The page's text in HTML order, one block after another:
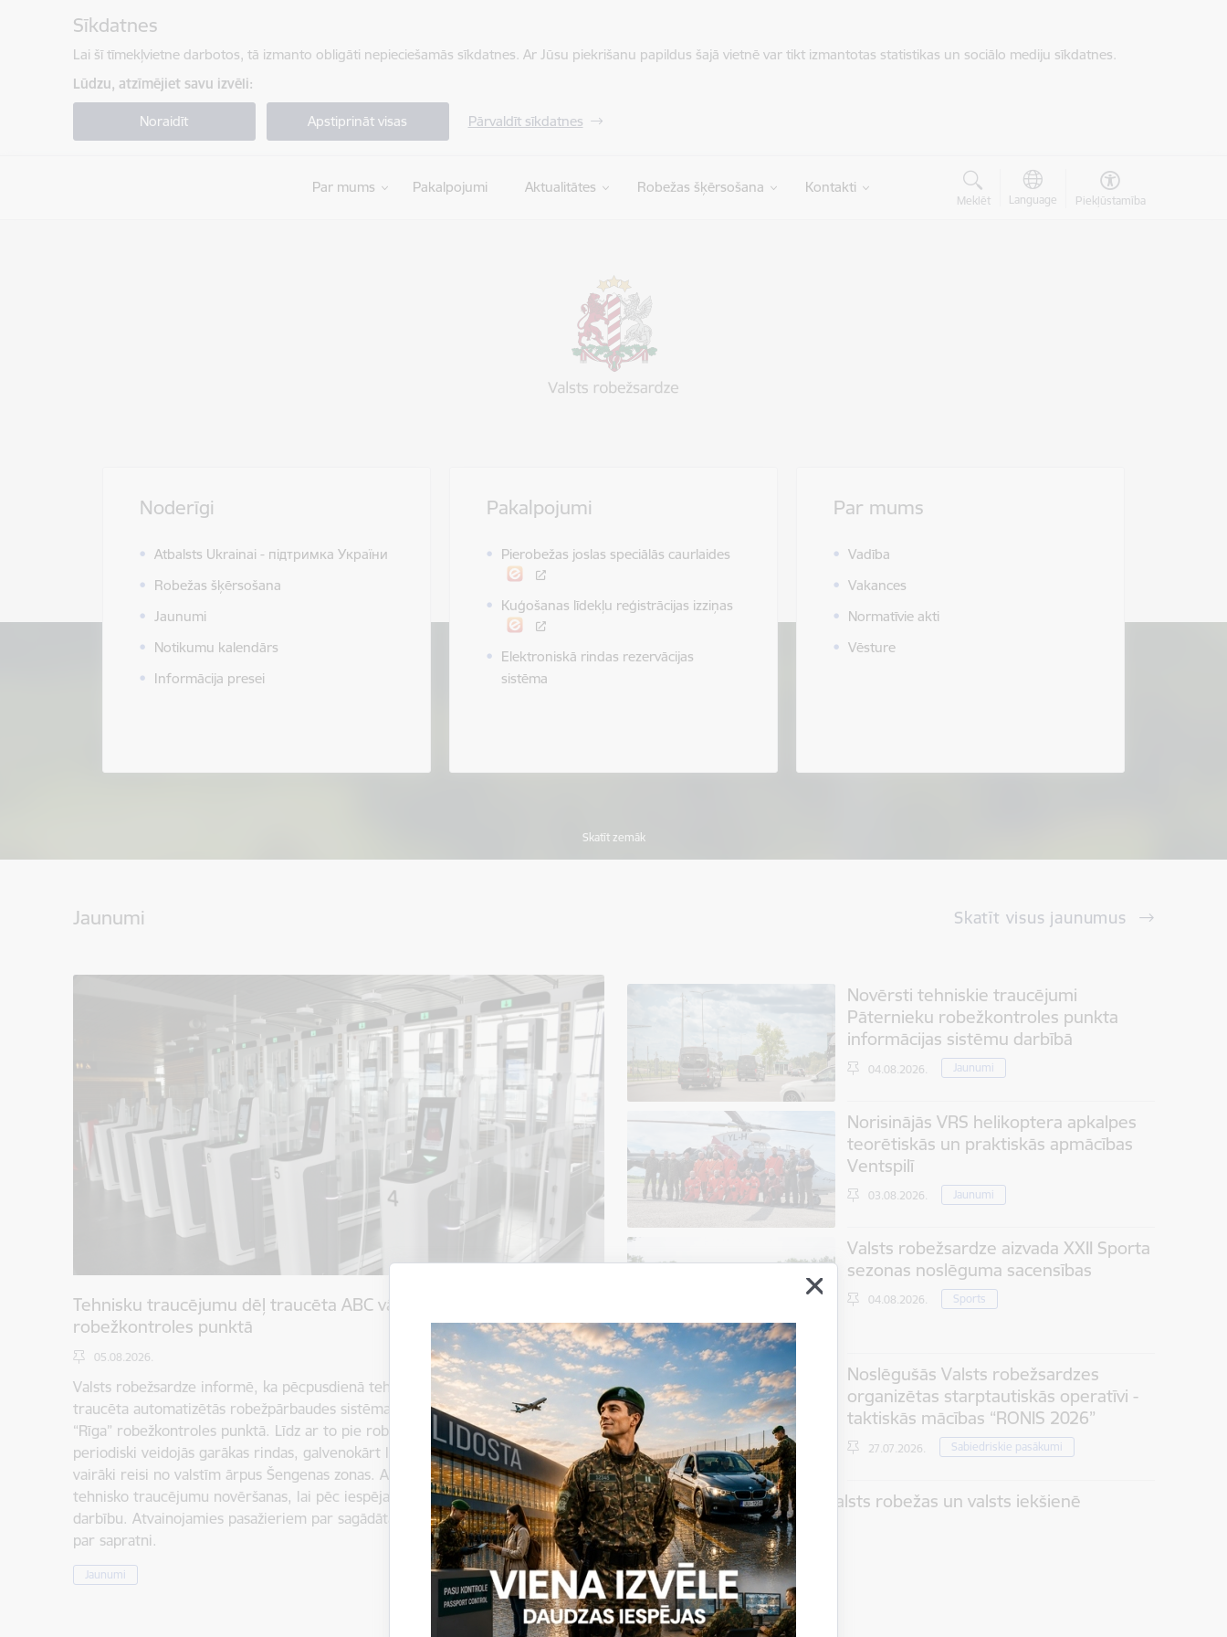
Sīkdatnes
Lai šī tīmekļvietne darbotos, tā izmanto obligāti nepieciešamās sīkdatnes. Ar Jūsu piekrišanu papildus šajā vietnē var tikt izmantotas statistikas un sociālo mediju sīkdatnes.
Lūdzu, atzīmējiet savu izvēli:
Noraidīt Apstiprināt visas Pārvaldīt sīkdatnes
Par mums Pakalpojumi Aktualitātes Robežas šķērsošana Kontakti
Meklēt Language Piekļūstamība
Noderīgi
Atbalsts Ukrainai - підтримка України
Robežas šķērsošana
Jaunumi
Notikumu kalendārs
Informācija presei
Pakalpojumi
Pierobežas joslas speciālās caurlaides
Kuģošanas līdekļu reģistrācijas izziņas
Elektroniskā rindas rezervācijas
sistēma
Par mums
Vadība
Vakances
Normatīvie akti
Vēsture
Skatīt zemāk
Jaunumi Skatīt visus jaunumus
Tehnisku traucējumu dēļ traucēta ABC vārtu darbība Lidostas “Rīga”
robežkontroles punktā
05.08.2026.
Valsts robežsardze informē, ka pēcpusdienā tehnisku traucējumu dēļ tika
traucēta automatizētās robežpārbaudes sistēmas (ABC vārtu) darbība Lidostas
“Rīga” robežkontroles punktā. Līdz ar to pie robežkontroles ieceļošanas sektorā
periodiski veidojās garākas rindas, galvenokārt laikā, kad vienlaikus ielidoja
vairāki reisi no valstīm ārpus Šengenas zonas. Atbildīgie speciālisti strādā pie
tehnisko traucējumu novēršanas, lai pēc iespējas ātrāk atjaunotu sistēmas
darbību. Atvainojamies pasažieriem par sagādātajām neērtībām un pateicamies
par sapratni.
Jaunumi
Novērsti tehniskie traucējumi
Pāternieku robežkontroles punkta
informācijas sistēmu darbībā
04.08.2026. Jaunumi
Norisinājās VRS helikoptera apkalpes
teorētiskās un praktiskās apmācības
Ventspilī
03.08.2026. Jaunumi
Valsts robežsardze aizvada XXII Sporta
sezonas noslēguma sacensības
04.08.2026. Sports
Noslēgušās Valsts robežsardzes
organizētas starptautiskās operatīvi -
taktiskās mācības “RONIS 2026”
27.07.2026. Sabiedriskie pasākumi
2026. gada 5. augusts uz valsts robežas un valsts iekšienē
06.08.2026. Statistika